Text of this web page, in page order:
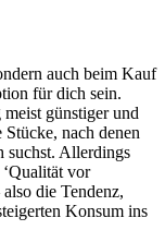
auch beim Kauf
für dich sein.
günstiger und
nach denen
suchst. Allerdings
vor
die Tendenz,
Konsum ins